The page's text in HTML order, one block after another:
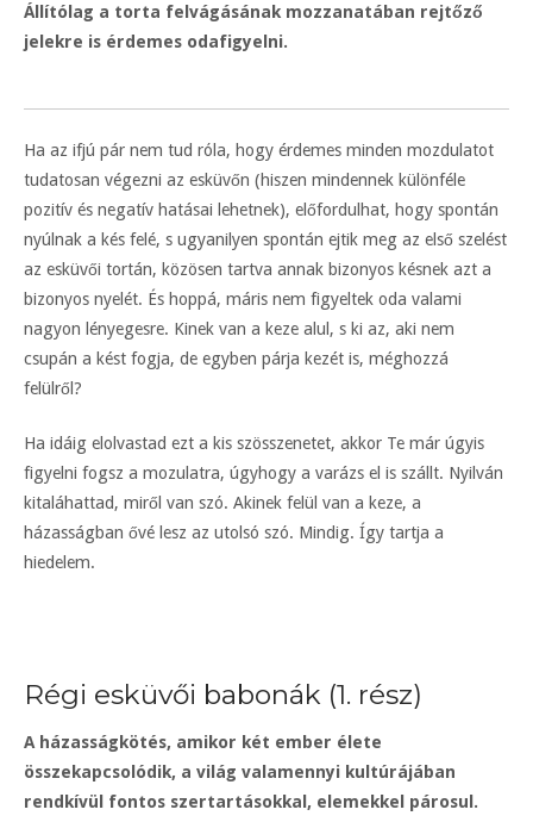
Állítólag a torta felvágásának mozzanatában rejtőző
jelekre is érdemes odafigyelni.
Ha az ifjú pár nem tud róla, hogy érdemes minden mozdulatot
tudatosan végezni az esküvőn (hiszen mindennek különféle
pozitív és negatív hatásai lehetnek), előfordulhat, hogy spontán
nyúlnak a kés felé, s ugyanilyen spontán ejtik meg az első szelést
az esküvői tortán, közösen tartva annak bizonyos késnek azt a
bizonyos nyelét. És hoppá, máris nem figyeltek oda valami
nagyon lényegesre. Kinek van a keze alul, s ki az, aki nem
csupán a kést fogja, de egyben párja kezét is, méghozzá
felülről?
Ha idáig elolvastad ezt a kis szösszenetet, akkor Te már úgyis
figyelni fogsz a mozulatra, úgyhogy a varázs el is szállt. Nyilván
kitaláhattad, miről van szó. Akinek felül van a keze, a
házasságban ővé lesz az utolsó szó. Mindig. Így tartja a
hiedelem.
Régi esküvői babonák (1. rész)
A házasságkötés, amikor két ember élete
összekapcsolódik, a világ valamennyi kultúrájában
rendkívül fontos szertartásokkal, elemekkel párosul.